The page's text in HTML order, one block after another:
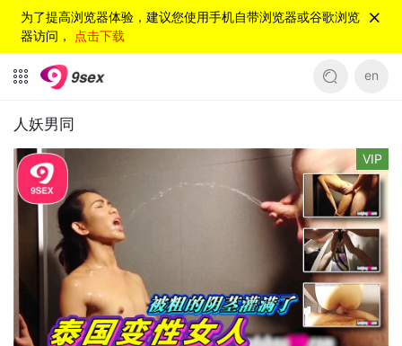
为了提高浏览器体验，建议您使用手机自带浏览器或谷歌浏览
器访问， 点击下载
en
人妖男同
VIP